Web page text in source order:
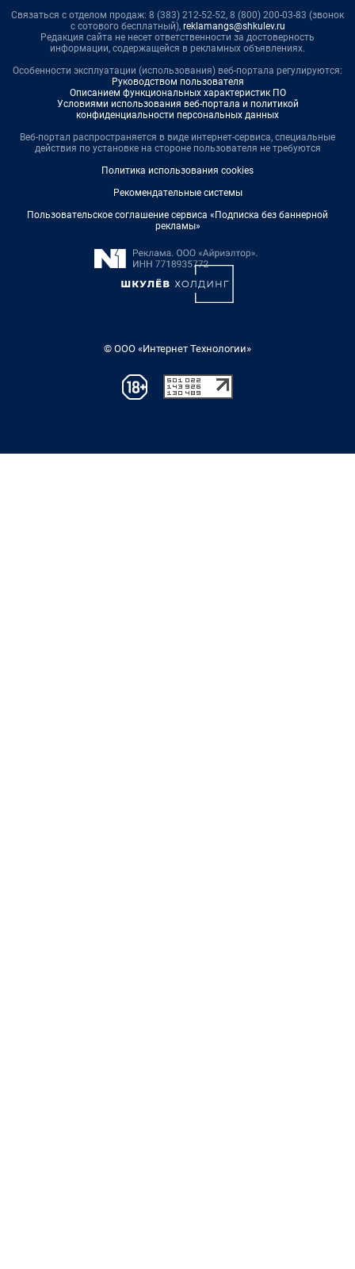
Связаться с отделом продаж: 8 (383) 212-52-52, 8 (800) 200-03-83 (звонок
с сотового бесплатный), reklamangs@shkulev.ru
Редакция сайта не несет ответственности за достоверность
информации, содержащейся в рекламных объявлениях.
Особенности эксплуатации (использования) веб-портала регулируются:
Руководством пользователя
Описанием функциональных характеристик ПО
Условиями использования веб-портала и политикой
конфиденциальности персональных данных
Веб-портал распространяется в виде интернет-сервиса, специальные
действия по установке на стороне пользователя не требуются
Политика использования cookies
Рекомендательные системы
Пользовательское соглашение сервиса «Подписка без баннерной
рекламы»
© ООО «Интернет Технологии»